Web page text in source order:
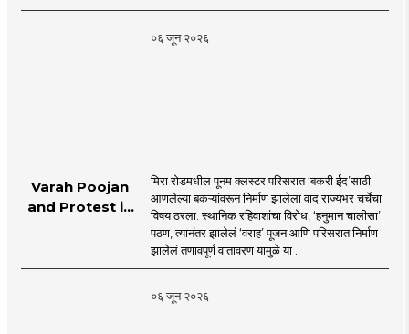
| Shri Krishna
०६ जून २०२६
Varah Poojan
and Protest in
Mira Road
मिरा रोडमधील पूनम क्लस्टर परिसरात ‘बकरी ईद’साठी
आणलेल्या बकऱ्यांवरून निर्माण झालेला वाद राज्यभर चर्चेचा
विषय ठरला. स्थानिक रहिवाशांचा विरोध, ‘हनुमान चालीसा’
पठण, त्यानंतर झालेलं ‘वराह’ पूजन आणि परिसरात निर्माण
झालेलं तणावपूर्ण वातावरण यामुळे या ..
०६ जून २०२६